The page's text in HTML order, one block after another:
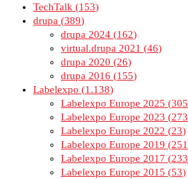
TechTalk
153
drupa
389
drupa 2024
162
virtual.drupa 2021
46
drupa 2020
26
drupa 2016
155
Labelexpo
1.138
Labelexpo Europe 2025
305
Labelexpo Europe 2023
273
Labelexpo Europe 2022
23
Labelexpo Europe 2019
251
Labelexpo Europe 2017
233
Labelexpo Europe 2015
53